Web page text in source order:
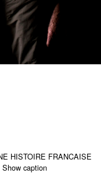
HISTOIRE FRANCAISE
Show caption